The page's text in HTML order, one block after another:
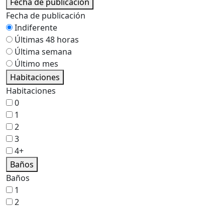
Fecha de publicación
Indiferente
Últimas 48 horas
Última semana
Último mes
Habitaciones
Habitaciones
0
1
2
3
4+
Baños
Baños
1
2